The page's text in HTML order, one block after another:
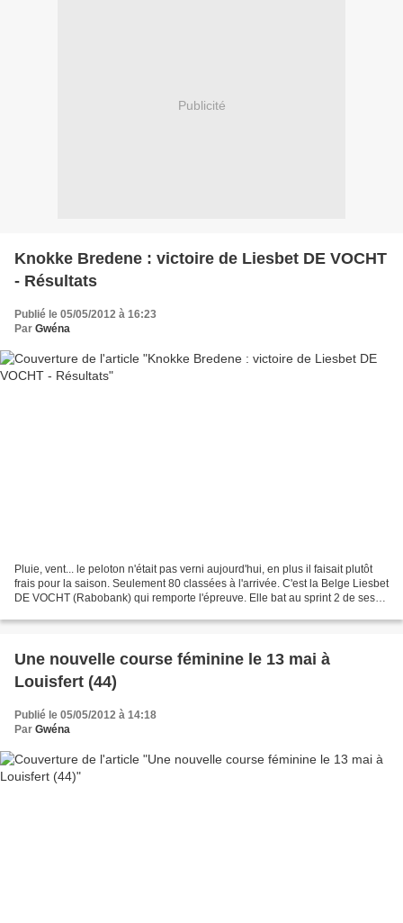
Publicité
Knokke Bredene : victoire de Liesbet DE VOCHT
- Résultats
Publié le 05/05/2012 à 16:23
Par Gwéna
Pluie, vent... le peloton n'était pas verni aujourd'hui, en plus il faisait plutôt
frais pour la saison. Seulement 80 classées à l'arrivée. C'est la Belge Liesbet
DE VOCHT (Rabobank) qui remporte l'épreuve. Elle bat au sprint 2 de ses
Une nouvelle course féminine le 13 mai à
Louisfert (44)
Publié le 05/05/2012 à 14:18
Par Gwéna